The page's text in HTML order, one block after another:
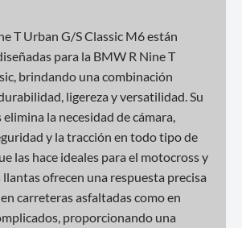
T Urban G/S Classic M6 están
para la BMW R Nine T
brindando una combinación
ligereza y versatilidad. Su
la necesidad de cámara,
y la tracción en todo tipo de
las hace ideales para el motocross y
llantas ofrecen una respuesta precisa
carreteras asfaltadas como en
proporcionando una